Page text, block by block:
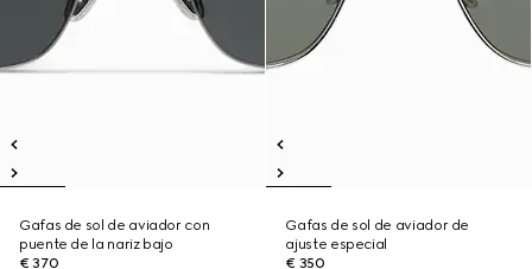
Gafas de sol de aviador con
puente de la nariz bajo
€ 370
Gafas de sol de aviador de
ajuste especial
€ 350